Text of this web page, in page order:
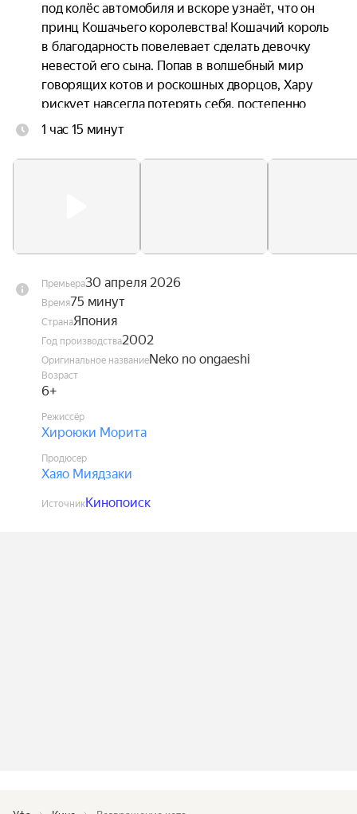
под колёс автомобиля и вскоре узнаёт, что он
принц Кошачьего королевства! Кошачий король
в благодарность повелевает сделать девочку
невестой его сына. Попав в волшебный мир
говорящих котов и роскошных дворцов, Хару
рискует навсегда потерять себя, постепенно
превращаясь в кошку. С помощью
предстоит опасное приключение, чтобы
1 час 15 минут
Премьера30 апреля 2026
Время75 минут
СтранаЯпония
Год производства2002
Оригинальное названиеNeko no ongaeshi
Возраст
6+
Режиссёр
Хироюки Морита
Продюсер
Хаяо Миядзаки
ИсточникКинопоиск